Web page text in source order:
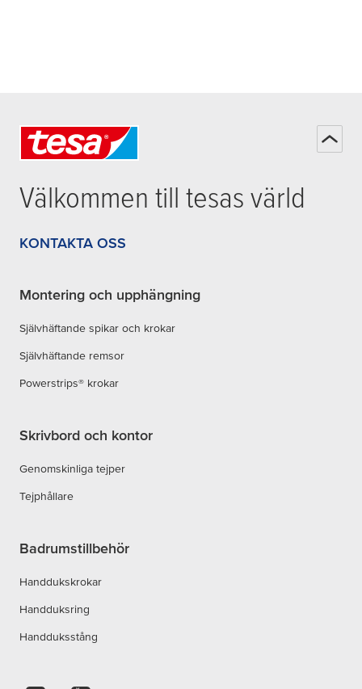
Välkommen till tesas värld
KONTAKTA OSS
Montering och upphängning
Självhäftande spikar och krokar
Självhäftande remsor
Powerstrips® krokar
Skrivbord och kontor
Genomskinliga tejper
Tejphållare
Badrumstillbehör
Handdukskrokar
Handduksring
Handduksstång